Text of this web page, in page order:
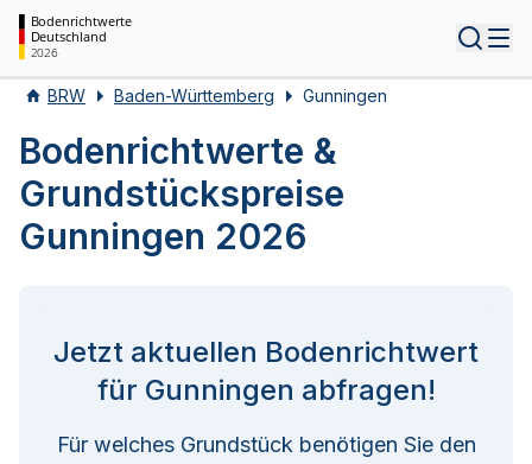
Bodenrichtwerte
Deutschland
2026
BRW Baden-Württemberg Gunningen
Bodenrichtwerte &
Grundstückspreise
Gunningen 2026
Jetzt aktuellen Bodenrichtwert
für Gunningen abfragen!
Für welches Grundstück benötigen Sie den